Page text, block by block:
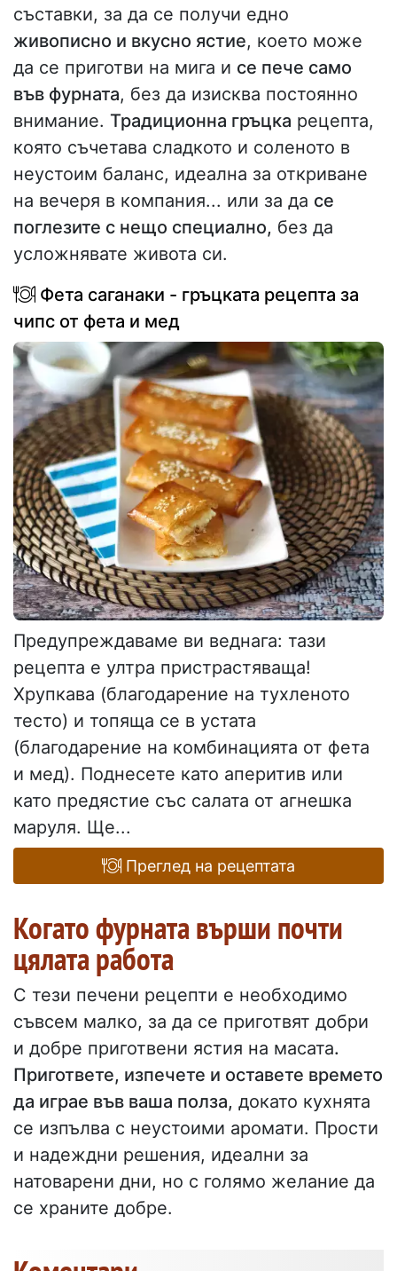
съставки, за да се получи едно
живописно и вкусно ястие, което може
да се приготви на мига и се пече само
във фурната, без да изисква постоянно
внимание. Традиционна гръцка рецепта,
която съчетава сладкото и соленото в
неустоим баланс, идеална за откриване
на вечеря в компания... или за да се
поглезите с нещо специално, без да
усложнявате живота си.
Фета саганаки - гръцката рецепта за
чипс от фета и мед
Предупреждаваме ви веднага: тази
рецепта е ултра пристрастяваща!
Хрупкава (благодарение на тухленото
тесто) и топяща се в устата
(благодарение на комбинацията от фета
и мед). Поднесете като аперитив или
като предястие със салата от агнешка
маруля. Ще...
Преглед на рецептата
Когато фурната върши почти
цялата работа
С тези печени рецепти е необходимо
съвсем малко, за да се приготвят добри
и добре приготвени ястия на масата.
Пригответе, изпечете и оставете времето
да играе във ваша полза, докато кухнята
се изпълва с неустоими аромати. Прости
и надеждни решения, идеални за
натоварени дни, но с голямо желание да
се храните добре.